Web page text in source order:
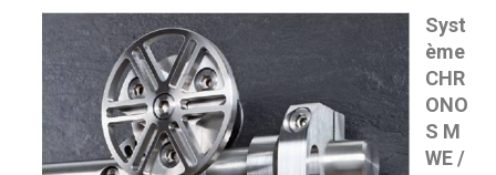
Syst
ème
CHR
ONO
S M
WE /